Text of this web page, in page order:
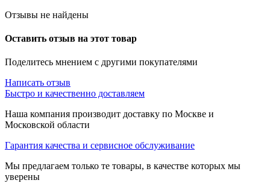
Отзывы не найдены
Оставить отзыв на этот товар
Поделитесь мнением с другими покупателями
Написать отзыв
Быстро и качественно доставляем
Наша компания производит доставку по Москве и
Московской области
Гарантия качества и сервисное обслуживание
Мы предлагаем только те товары, в качестве которых мы
уверены